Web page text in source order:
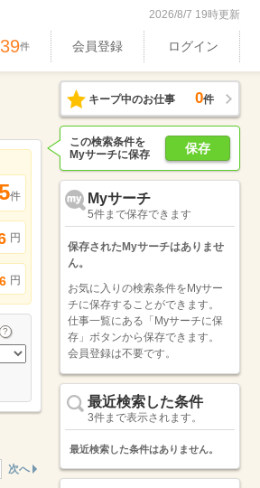
2026/8/7 19時更新
件 会員登録 ログイン
件
円
円
次へ
キープ中のお仕事 0件
保存
この検索条件を
Myサーチに保存
Myサーチ
5件まで保存できます
保存されたMyサーチはありませ
ん。
お気に入りの検索条件をMyサー
チに保存することができます。
仕事一覧にある「Myサーチに保
存」ボタンから保存できます。
会員登録は不要です。
最近検索した条件
3件まで表示されます。
最近検索した条件はありません。